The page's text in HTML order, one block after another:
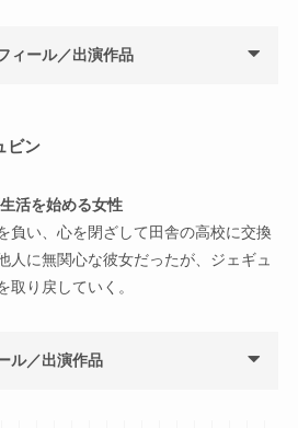
ィール／出演作品
ビン
活を始める女性
負い、心を閉ざして田舎の高校に交換
人に無関心な彼女だったが、ジェギュ
取り戻していく。
ル／出演作品